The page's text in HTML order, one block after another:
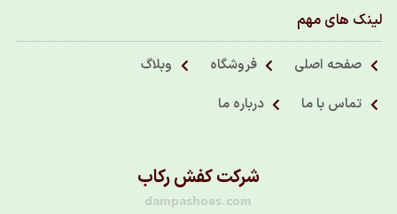
لینک های مهم
صفحه اصلی فروشگاه
وبلاگ
تماس با ما
درباره ما
شرکت کفش رکاب
dampashoes.com